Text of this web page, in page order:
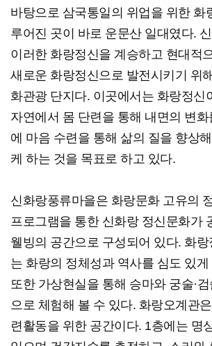
바탕으로 삼국통일의 위업을 위한 화
루어진 곳이 바로 운문산 일대였다.
이러한 화랑정신을 계승하고 현대적
새로운 화랑정신으로 발전시키기 위
화관광 단지다. 이곳에서는 화랑정신
자연에서 몸 단련을 통해 내면의 변화
에 마음 수련을 통해 삶의 질을 향상
케 하는 것을 목표로 하고 있다.
신화랑풍류마을은 화랑문화 고유의
프로그램을 통한 신화랑 정신문화가
웰빙의 공간으로 구성되어 있다. 화랑
는 화랑의 정체성과 역사를 심도 있게
또한 가상현실을 통해 승마와 궁술·
으로 체험해 볼 수 있다. 화랑오계관
련활동을 위한 공간이다. 1층에는 명